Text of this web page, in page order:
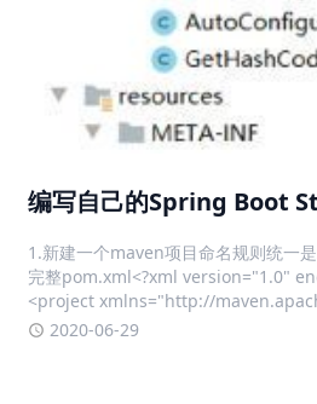
编写自己的Spring Boot
1.新建一个maven项目命名规则统
完整pom.xml<?xml version="1.0"
<project xmlns="http://
2020-06-29